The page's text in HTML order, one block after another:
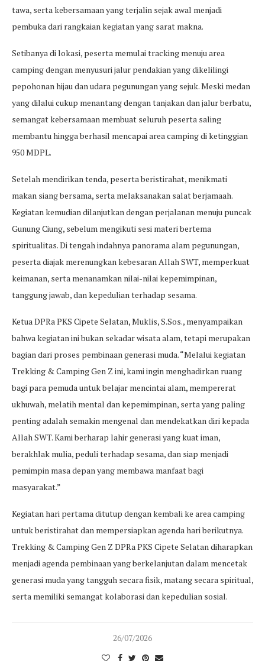
tawa, serta kebersamaan yang terjalin sejak awal menjadi
pembuka dari rangkaian kegiatan yang sarat makna.
Setibanya di lokasi, peserta memulai tracking menuju area
camping dengan menyusuri jalur pendakian yang dikelilingi
pepohonan hijau dan udara pegunungan yang sejuk. Meski medan
yang dilalui cukup menantang dengan tanjakan dan jalur berbatu,
semangat kebersamaan membuat seluruh peserta saling
membantu hingga berhasil mencapai area camping di ketinggian
950 MDPL.
Setelah mendirikan tenda, peserta beristirahat, menikmati
makan siang bersama, serta melaksanakan salat berjamaah.
Kegiatan kemudian dilanjutkan dengan perjalanan menuju puncak
Gunung Ciung, sebelum mengikuti sesi materi bertema
spiritualitas. Di tengah indahnya panorama alam pegunungan,
peserta diajak merenungkan kebesaran Allah SWT, memperkuat
keimanan, serta menanamkan nilai-nilai kepemimpinan,
tanggung jawab, dan kepedulian terhadap sesama.
Ketua DPRa PKS Cipete Selatan, Muklis, S.Sos., menyampaikan
bahwa kegiatan ini bukan sekadar wisata alam, tetapi merupakan
bagian dari proses pembinaan generasi muda. “Melalui kegiatan
Trekking & Camping Gen Z ini, kami ingin menghadirkan ruang
bagi para pemuda untuk belajar mencintai alam, mempererat
ukhuwah, melatih mental dan kepemimpinan, serta yang paling
penting adalah semakin mengenal dan mendekatkan diri kepada
Allah SWT. Kami berharap lahir generasi yang kuat iman,
berakhlak mulia, peduli terhadap sesama, dan siap menjadi
pemimpin masa depan yang membawa manfaat bagi
masyarakat.”
Kegiatan hari pertama ditutup dengan kembali ke area camping
untuk beristirahat dan mempersiapkan agenda hari berikutnya.
Trekking & Camping Gen Z DPRa PKS Cipete Selatan diharapkan
menjadi agenda pembinaan yang berkelanjutan dalam mencetak
generasi muda yang tangguh secara fisik, matang secara spiritual,
serta memiliki semangat kolaborasi dan kepedulian sosial.
26/07/2026